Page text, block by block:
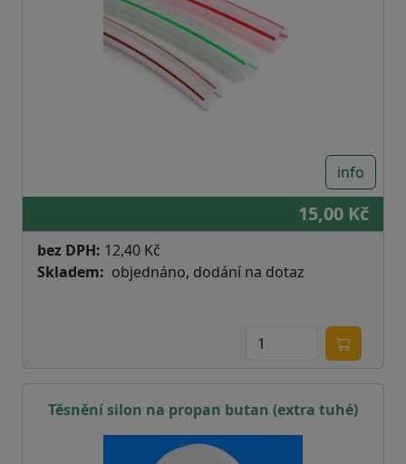
info
15,00 Kč
bez DPH: 12,40 Kč
Skladem
objednáno, dodání na dotaz
Těsnění silon na propan butan (extra tuhé)